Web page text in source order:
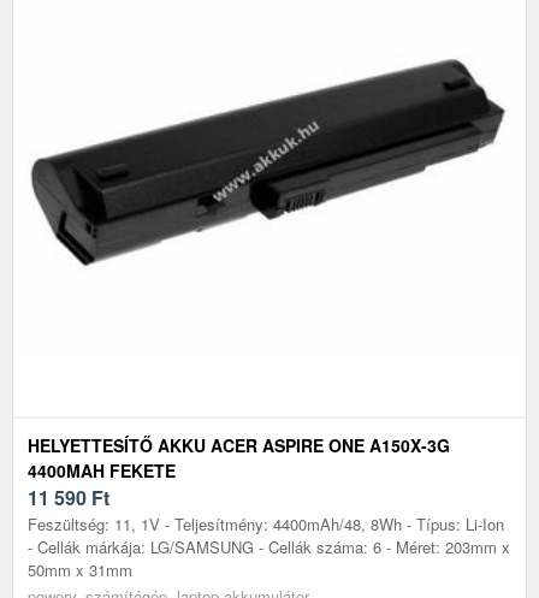
HELYETTESÍTŐ AKKU ACER ASPIRE ONE A150X-3G
4400MAH FEKETE
11 590 Ft
Feszültség: 11, 1V - Teljesítmény: 4400mAh/48, 8Wh - Típus: Li-Ion
- Cellák márkája: LG/SAMSUNG - Cellák száma: 6 - Méret: 203mm x
50mm x 31mm